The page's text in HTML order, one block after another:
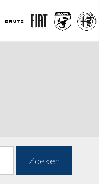
Zoeken